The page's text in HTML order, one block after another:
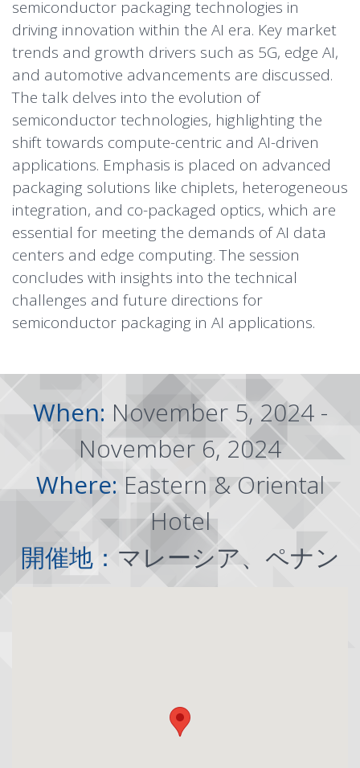
semiconductor packaging technologies in
driving innovation within the AI era. Key market
trends and growth drivers such as 5G, edge AI,
and automotive advancements are discussed.
The talk delves into the evolution of
semiconductor technologies, highlighting the
shift towards compute-centric and AI-driven
applications. Emphasis is placed on advanced
packaging solutions like chiplets, heterogeneous
integration, and co-packaged optics, which are
essential for meeting the demands of AI data
centers and edge computing. The session
concludes with insights into the technical
challenges and future directions for
semiconductor packaging in AI applications.
When: November 5, 2024 -
November 6, 2024
Where: Eastern & Oriental
Hotel
開催地： マレーシア、ペナン